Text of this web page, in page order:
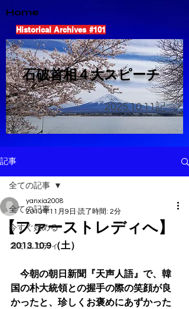
Home
Historical Archives #101
​石破首相４大スピーチ
2025.10.11記
記事
全ての記事
今すぐ始める
コミュニティ
全ての記事
【ファーストレディへ】
yanxia2008
2013年11月9日 読了時間: 2分
2013.10.9（土）
今朝の朝日新聞『天声人語』で、韓
国の朴大統領との握手の際の笑顔が良
かったと、珍しくお褒めにあずかった